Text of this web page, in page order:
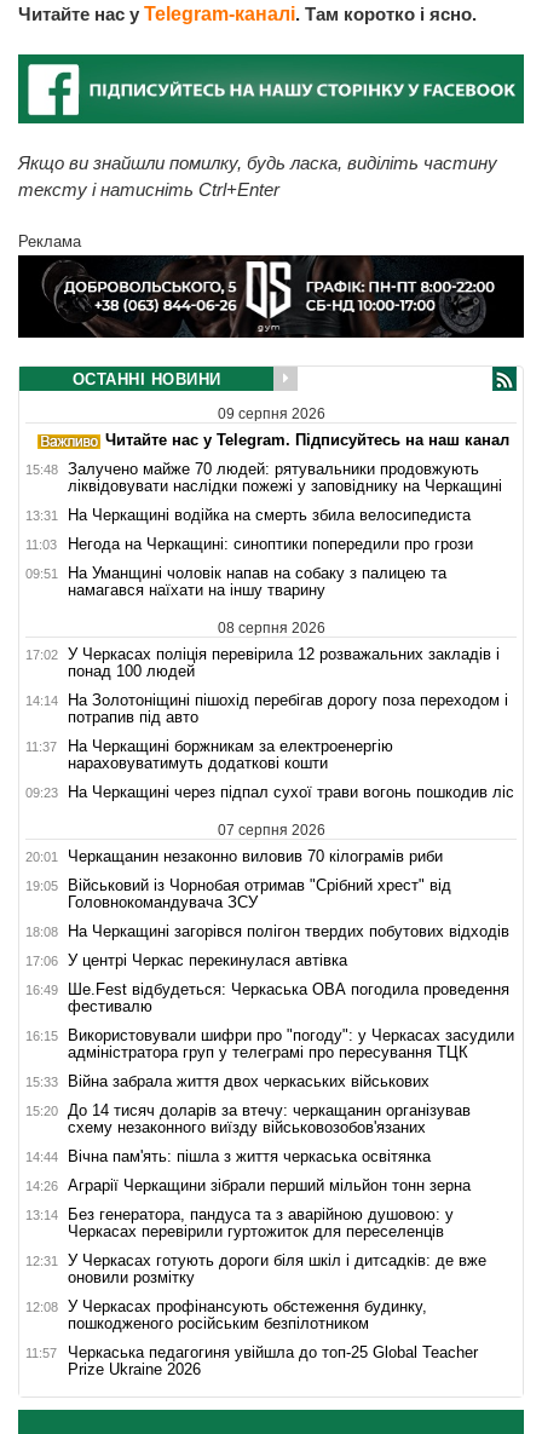
Читайте нас у Telegram-каналі. Там коротко і ясно.
Якщо ви знайшли помилку, будь ласка, виділіть частину
тексту і натисніть Ctrl+Enter
Реклама
ОСТАННІ НОВИНИ
09 серпня 2026
Читайте нас у Telegram. Підписуйтесь на наш канал
15:48
Залучено майже 70 людей: рятувальники продовжують
ліквідовувати наслідки пожежі у заповіднику на Черкащині
13:31 На Черкащині водійка на смерть збила велосипедиста
11:03 Негода на Черкащині: синоптики попередили про грози
09:51
На Уманщині чоловік напав на собаку з палицею та
намагався наїхати на іншу тварину
08 серпня 2026
17:02
У Черкасах поліція перевірила 12 розважальних закладів і
понад 100 людей
14:14
На Золотоніщині пішохід перебігав дорогу поза переходом і
потрапив під авто
11:37
На Черкащині боржникам за електроенергію
нараховуватимуть додаткові кошти
09:23 На Черкащині через підпал сухої трави вогонь пошкодив ліс
07 серпня 2026
20:01 Черкащанин незаконно виловив 70 кілограмів риби
19:05
Військовий із Чорнобая отримав "Срібний хрест" від
Головнокомандувача ЗСУ
18:08 На Черкащині загорівся полігон твердих побутових відходів
17:06 У центрі Черкас перекинулася автівка
16:49
Ше.Fest відбудеться: Черкаська ОВА погодила проведення
фестивалю
16:15
Використовували шифри про "погоду": у Черкасах засудили
адміністратора груп у телеграмі про пересування ТЦК
15:33 Війна забрала життя двох черкаських військових
15:20
До 14 тисяч доларів за втечу: черкащанин організував
схему незаконного виїзду військовозобов'язаних
14:44 Вічна пам'ять: пішла з життя черкаська освітянка
14:26 Аграрії Черкащини зібрали перший мільйон тонн зерна
13:14
Без генератора, пандуса та з аварійною душовою: у
Черкасах перевірили гуртожиток для переселенців
12:31
У Черкасах готують дороги біля шкіл і дитсадків: де вже
оновили розмітку
12:08
У Черкасах профінансують обстеження будинку,
пошкодженого російським безпілотником
11:57
Черкаська педагогиня увійшла до топ-25 Global Teacher
Prize Ukraine 2026